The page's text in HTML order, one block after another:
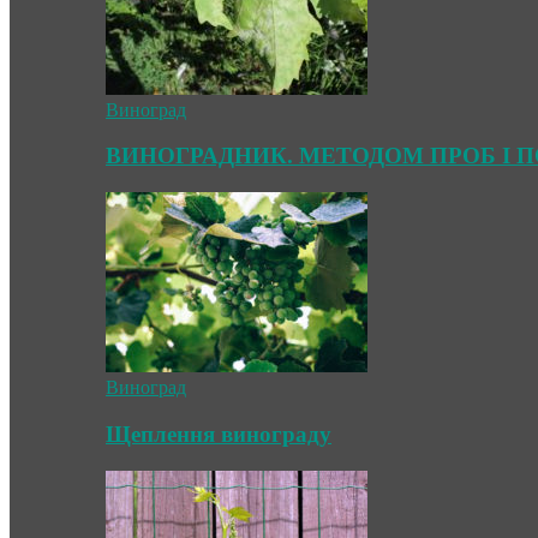
Виноград
ВИНОГРАДНИК. МЕТОДОМ ПРОБ І
Виноград
Щеплення винограду